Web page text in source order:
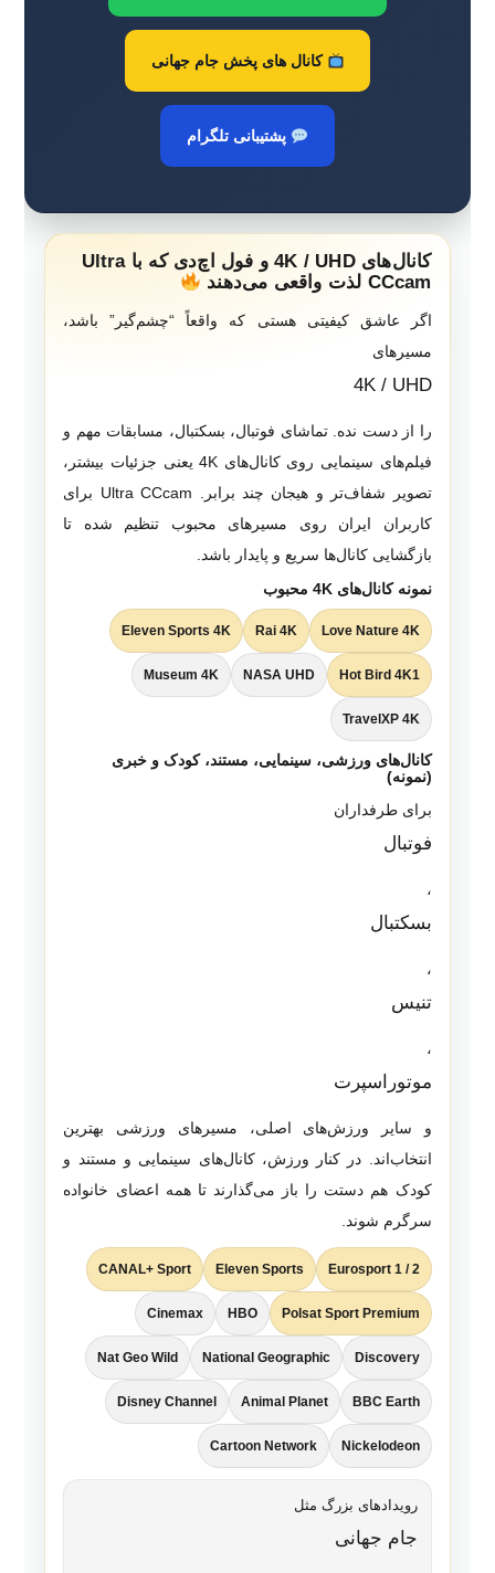
کانال های پخش جام جهانی
پشتیبانی تلگرام
کانال‌های 4K / UHD و فول اچ‌دی که با Ultra
CCcam لذت واقعی می‌دهند
اگر عاشق کیفیتی هستی که واقعاً “چشم‌گیر” باشد،
مسیرهای
4K / UHD
را از دست نده. تماشای فوتبال، بسکتبال، مسابقات مهم و
فیلم‌های سینمایی روی کانال‌های 4K یعنی جزئیات بیشتر،
تصویر شفاف‌تر و هیجان چند برابر. Ultra CCcam برای
کاربران ایران روی مسیرهای محبوب تنظیم شده تا
بازگشایی کانال‌ها سریع و پایدار باشد.
نمونه کانال‌های 4K محبوب
Love Nature 4K
Rai 4K
Eleven Sports 4K
Hot Bird 4K1
NASA UHD
Museum 4K
TravelXP 4K
کانال‌های ورزشی، سینمایی، مستند، کودک و خبری
(نمونه)
برای طرفداران
فوتبال
،
بسکتبال
،
تنیس
،
موتوراسپرت
و سایر ورزش‌های اصلی، مسیرهای ورزشی بهترین
انتخاب‌اند. در کنار ورزش، کانال‌های سینمایی و مستند و
کودک هم دستت را باز می‌گذارند تا همه اعضای خانواده
سرگرم شوند.
Eurosport 1 / 2
Eleven Sports
CANAL+ Sport
Polsat Sport Premium
HBO
Cinemax
Discovery
National Geographic
Nat Geo Wild
BBC Earth
Animal Planet
Disney Channel
Nickelodeon
Cartoon Network
رویدادهای بزرگ مثل
جام جهانی